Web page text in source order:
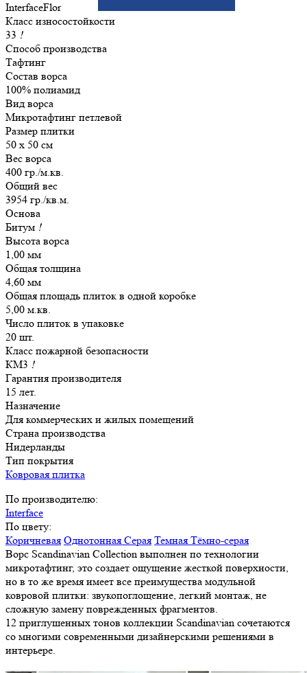
InterfaceFlor
Класс износостойкости
33 !
Способ производства
Тафтинг
Состав ворса
100% полиамид
Вид ворса
Микротафтинг петлевой
Размер плитки
50 х 50 см
Вес ворса
400 гр./м.кв.
Общий вес
3954 гр./кв.м.
Основа
Битум !
Высота ворса
1,00 мм
Общая толщина
4,60 мм
Общая площадь плиток в одной коробке
5,00 м.кв.
Число плиток в упаковке
20 шт.
Класс пожарной безопасности
КМ3 !
Гарантия производителя
15 лет.
Назначение
Для коммерческих и жилых помещений
Страна производства
Нидерланды
Тип покрытия
Ковровая плитка
По производителю:
Interface
По цвету:
Коричневая Однотонная Серая Темная Тёмно-серая
Ворс Scandinavian Collection выполнен по технологии
микротафтинг, это создает ощущение жесткой поверхности,
но в то же время имеет все преимущества модульной
ковровой плитки: звукопоглощение, легкий монтаж, не
сложную замену поврежденных фрагментов.
12 приглушенных тонов коллекции Scandinavian сочетаются
со многими современными дизайнерскими решениями в
интерьере.